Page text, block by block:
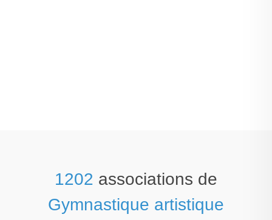
1202 associations de
Gymnastique artistique